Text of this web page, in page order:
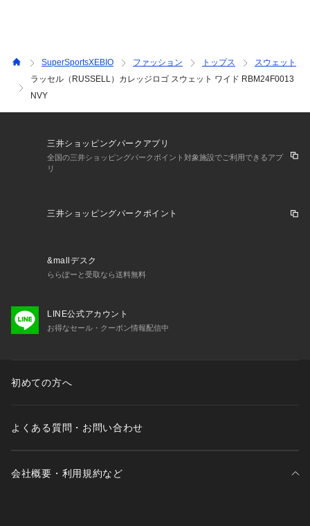
なる場合があります。
※ブラウザやお使いのモニター環境により、掲載画像と実際の
商品の色味が若干異なる場合があります。
※掲載の価格・製品のパッケージ・デザイン・仕様について、
い。ラッセル RUSSELL スーパースポーツゼビオ ゼビオ Sup
er Sports XEBIO スポーツカジュアル カットソー Men's Men
s メンズ めんず 男性 トップス
SuperSportsXEBIO ファッション トップス
スウェット
ラッセル（RUSSELL）カレッジロゴ スウェット ワイド RBM24F0013
NVY
三井ショッピングパークアプリ
全国の三井ショッピングパークポイント対象施設でご利用できるアプ
リ
三井ショッピングパークポイント
&mallデスク
ららぽーと受取なら送料無料
LINE公式アカウント
お得なセール・クーポン情報配信中
初めての方へ
よくある質問・お問い合わせ
会社概要・利用規約など